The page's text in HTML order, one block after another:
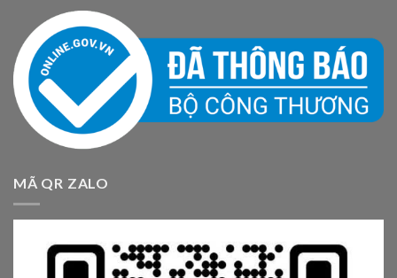
MÃ QR ZALO